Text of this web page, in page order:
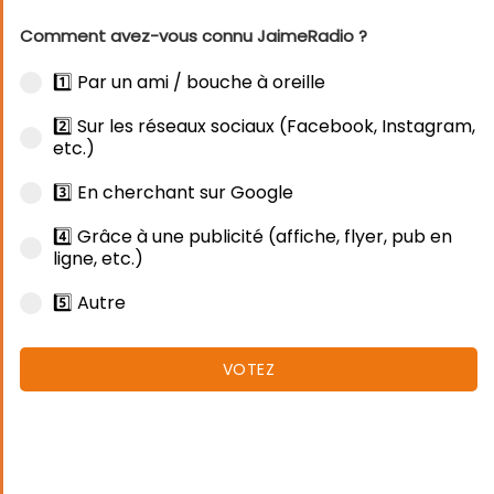
Comment avez-vous connu JaimeRadio ?
1️⃣ Par un ami / bouche à oreille
2️⃣ Sur les réseaux sociaux (Facebook, Instagram,
etc.)
3️⃣ En cherchant sur Google
4️⃣ Grâce à une publicité (affiche, flyer, pub en
ligne, etc.)
5️⃣ Autre
VOTEZ